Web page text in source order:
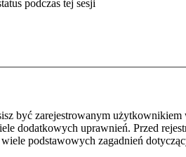
podczas tej sesji
być zarejestrowanym
dodatkowych uprawnień. Przed
podstawowych zagadnień